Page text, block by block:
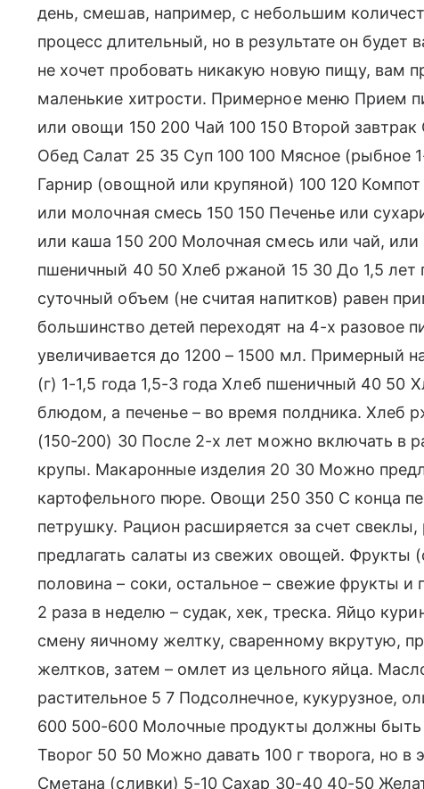
день, смешав, например, с небольшим
процесс длительный, но в результате он будет
не хочет пробовать никакую новую пищу, вам
маленькие хитрости. Примерное меню Прием
или овощи 150 200 Чай 100 150 Второй
Обед Салат 25 35 Суп 100 100 Мясное (рыбное
Гарнир (овощной или крупяной) 100 120
или молочная смесь 150 150 Печенье или
или каша 150 200 Молочная смесь или чай,
пшеничный 40 50 Хлеб ржаной 15 30 До 1,5 лет
суточный объем (не считая напитков) равен
большинство детей переходят на 4-х разовое
увеличивается до 1200 – 1500 мл. Примерный
(г) 1-1,5 года 1,5-3 года Хлеб пшеничный 40 50
блюдом, а печенье – во время полдника. Хлеб
(150-200) 30 После 2-х лет можно включать в
крупы. Макаронные изделия 20 30 Можно
картофельного пюре. Овощи 250 350 С конца
петрушку. Рацион расширяется за счет
предлагать салаты из свежих овощей.
половина – соки, остальное – свежие фрукты
2 раза в неделю – судак, хек, треска. Яйцо
смену яичному желтку, сваренному вкрутую,
желтков, затем – омлет из цельного яйца.
растительное 5 7 Подсолнечное, кукурузное,
600 500-600 Молочные продукты должны быть
Творог 50 50 Можно давать 100 г творога, но
Сметана (сливки) 5-10 Сахар 30-40 40-50